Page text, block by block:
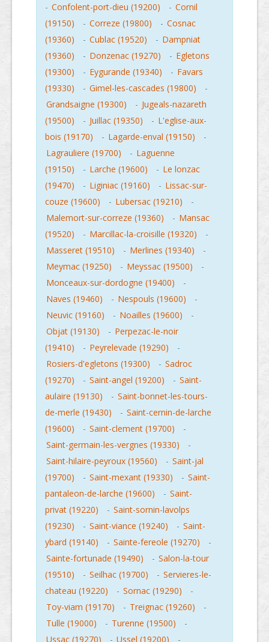
- Confolent-port-dieu (19200) - Cornil
(19150)
- Correze (19800) - Cosnac
(19360)
- Cublac (19520) - Dampniat
(19360)
- Donzenac (19270) - Egletons
(19300)
- Eygurande (19340) - Favars
(19330)
- Gimel-les-cascades (19800)
-
Grandsaigne (19300)
- Jugeals-nazareth
(19500)
- Juillac (19350) - L'eglise-aux-
bois (19170)
- Lagarde-enval (19150)
-
Lagrauliere (19700)
- Laguenne
(19150)
- Larche (19600) - Le lonzac
(19470)
- Liginiac (19160) - Lissac-sur-
couze (19600)
- Lubersac (19210)
-
Malemort-sur-correze (19360)
- Mansac
(19520)
- Marcillac-la-croisille (19320)
-
Masseret (19510)
- Merlines (19340)
-
Meymac (19250)
- Meyssac (19500)
-
Monceaux-sur-dordogne (19400)
-
Naves (19460)
- Nespouls (19600)
-
Neuvic (19160)
- Noailles (19600)
-
Objat (19130)
- Perpezac-le-noir
(19410)
- Peyrelevade (19290)
-
Rosiers-d'egletons (19300)
- Sadroc
(19270)
- Saint-angel (19200) - Saint-
aulaire (19130)
- Saint-bonnet-les-tours-
de-merle (19430)
- Saint-cernin-de-larche
(19600)
- Saint-clement (19700)
-
Saint-germain-les-vergnes (19330)
-
Saint-hilaire-peyroux (19560)
- Saint-jal
(19700)
- Saint-mexant (19330) - Saint-
pantaleon-de-larche (19600)
- Saint-
privat (19220)
- Saint-sornin-lavolps
(19230)
- Saint-viance (19240) - Saint-
ybard (19140)
- Sainte-fereole (19270)
-
Sainte-fortunade (19490)
- Salon-la-tour
(19510)
- Seilhac (19700) - Servieres-le-
chateau (19220)
- Sornac (19290)
-
Toy-viam (19170)
- Treignac (19260)
-
Tulle (19000)
- Turenne (19500)
-
Ussac (19270)
- Ussel (19200)
-